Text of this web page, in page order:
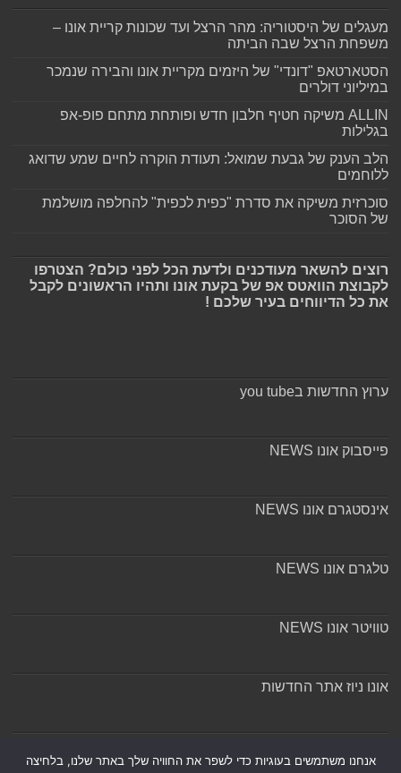
מעגלים של היסטוריה: מהר הרצל ועד שכונות קריית אונו –
משפחת הרצל שבה הביתה
הסטארטאפ "דונדי" של היזמים מקריית אונו והבירה שנמכר
במיליוני דולרים
ALLIN משיקה חטיף חלבון חדש ופותחת מתחם פופ-אפ
בגלילות
הלב הענק של גבעת שמואל: תעודת הוקרה לחיים שמע שדואג
ללוחמים
סוכרזית משיקה את סדרת "כפית לכפית" להחלפה מושלמת
של הסוכר
רוצים להשאר מעודכנים ולדעת הכל לפני כולם? הצטרפו
לקבוצת הוואטס אפ של בקעת אונו ותהיו הראשונים לקבל
את כל הדיווחים בעיר שלכם !
ערוץ החדשות בyou tube
פייסבוק אונו NEWS
אינסטגרם אונו NEWS
טלגרם אונו NEWS
טוויטר אונו NEWS
אונו ניוז אתר החדשות
אנחנו משתמשים בעוגיות כדי לשפר את החוויה שלך באתר שלנו, בלחיצה